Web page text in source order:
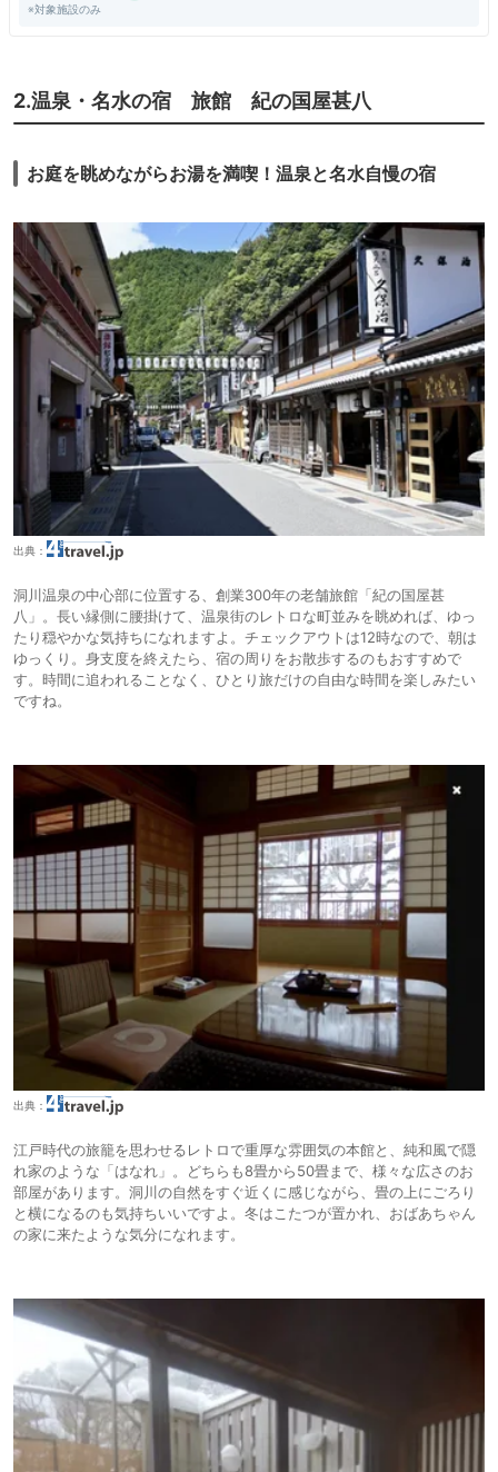
※対象施設のみ
2.温泉・名水の宿 旅館 紀の国屋甚八
お庭を眺めながらお湯を満喫！温泉と名水自慢の宿
出典：
洞川温泉の中心部に位置する、創業300年の老舗旅館「紀の国屋甚
八」。長い縁側に腰掛けて、温泉街のレトロな町並みを眺めれば、ゆっ
たり穏やかな気持ちになれますよ。チェックアウトは12時なので、朝は
ゆっくり。身支度を終えたら、宿の周りをお散歩するのもおすすめで
す。時間に追われることなく、ひとり旅だけの自由な時間を楽しみたい
ですね。
出典：
江戸時代の旅籠を思わせるレトロで重厚な雰囲気の本館と、純和風で隠
れ家のような「はなれ」。どちらも8畳から50畳まで、様々な広さのお
部屋があります。洞川の自然をすぐ近くに感じながら、畳の上にごろり
と横になるのも気持ちいいですよ。冬はこたつが置かれ、おばあちゃん
の家に来たような気分になれます。